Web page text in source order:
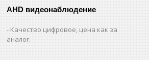
AHD видеонаблюдение
Качество цифровое, цена как за
аналог.